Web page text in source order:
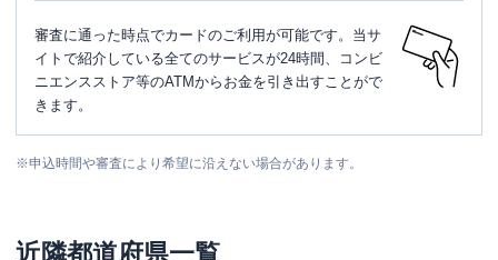
審査に通った時点でカードのご利用が可能です。当サ
イトで紹介している全てのサービスが24時間、コンビ
ニエンスストア等のATMからお金を引き出すことがで
きます。
※申込時間や審査により希望に沿えない場合があります。
近隣都道府県一覧